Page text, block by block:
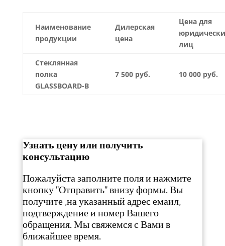
Наименование
продукции
Дилерская
цена
Цена для
лиц
Стеклянная
полка
GLASSBOARD-B
7 500 руб. 10 000 руб.
Узнать цену или получить
консультацию
Пожалуйста заполните поля и нажмите
кнопку "Отправить" внизу формы. Вы
получите ,на указанный адрес емаил,
подтверждение и номер Вашего
обращения. Мы свяжемся с Вами в
ближайшее время.